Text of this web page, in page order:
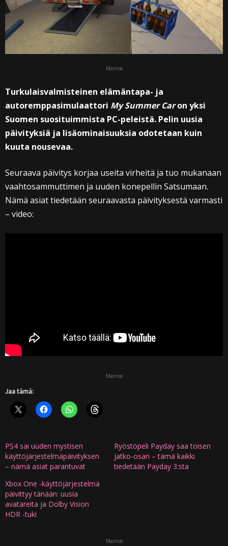
Mainos
Turkulaisvalmisteinen elämäntapa- ja
autoremppasimulaattori My Summer Caron yksi
Suomen suosituimmista PC-peleistä. Pelin uusia
päivityksiä ja lisäominaisuuksia odotetaan kuin
kuuta nousevaa.
Seuraava päivitys korjaa useita virheitä ja tuo mukanaan
vaahtosammuttimen ja uuden konepellin Satsumaan.
Nämä asiat tiedetään seuraavasta päivityksestä varmasti
– video:
Mainos
Jaa tämä:
PS4 sai uuden mystisen
käyttöjärjestelmäpäivityksen
– nämä asiat parantuvat
Ryöstöpeli Payday saa toisen
jatko-osan – tämä kaikki
tiedetään Payday 3:sta
Xbox One -käyttöjärjestelmä
päivittyy tänään: uusia
avatareita ja Dolby Vision
HDR -tuki
Mainos